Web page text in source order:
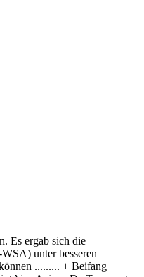
Es ergab sich die
unter besseren
......... + Beifang